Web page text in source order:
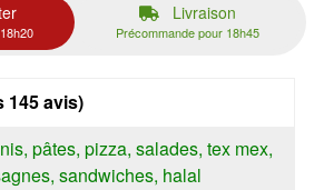
Livraison
Précommande pour 18h45
145 avis)
pâtes, pizza, salades, tex mex,
sandwiches, halal